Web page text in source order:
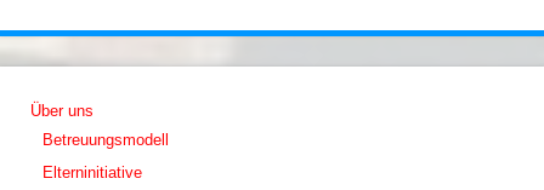
Über uns
Betreuungsmodell
Elterninitiative